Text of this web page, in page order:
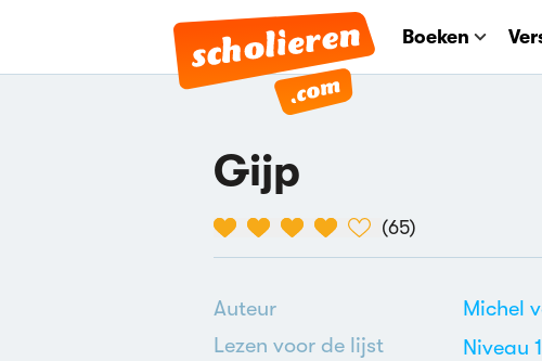
Boeken
Gijp
(65)
Auteur
Michel
Lezen voor de lijst
Niveau